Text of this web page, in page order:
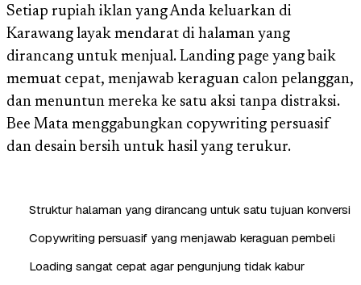
Setiap rupiah iklan yang Anda keluarkan di
Karawang layak mendarat di halaman yang
dirancang untuk menjual. Landing page yang baik
memuat cepat, menjawab keraguan calon pelanggan,
dan menuntun mereka ke satu aksi tanpa distraksi.
Bee Mata menggabungkan copywriting persuasif
dan desain bersih untuk hasil yang terukur.
Struktur halaman yang dirancang untuk satu tujuan konversi
Copywriting persuasif yang menjawab keraguan pembeli
Loading sangat cepat agar pengunjung tidak kabur